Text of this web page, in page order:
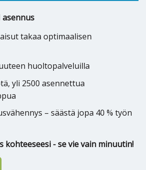
asennus
takaa optimaalisen
huoltopalveluilla
yli 2500 asennettua
– säästä jopa 40 % työn
kohteeseesi - se vie vain minuutin!